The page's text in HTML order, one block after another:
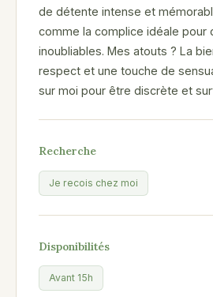
de détente intense et
comme la complice idéale pour
inoubliables. Mes atouts ? La
respect et une touche de
sur moi pour être discrète et
Recherche
Je recois chez moi
Disponibilités
Avant 15h